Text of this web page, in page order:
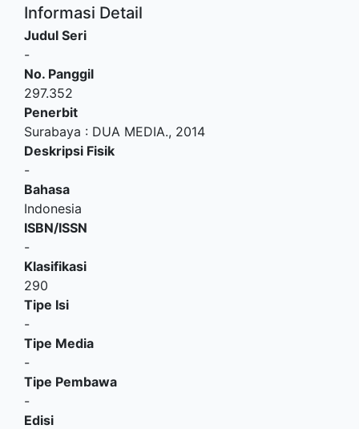
Informasi Detail
Judul Seri
-
No. Panggil
297.352
Penerbit
Surabaya : DUA MEDIA., 2014
Deskripsi Fisik
-
Bahasa
Indonesia
ISBN/ISSN
-
Klasifikasi
290
Tipe Isi
-
Tipe Media
-
Tipe Pembawa
-
Edisi